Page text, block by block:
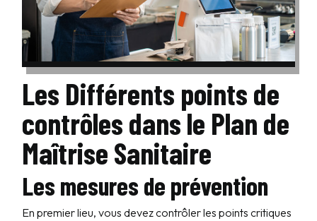
Les Différents points de
contrôles dans le Plan de
Maîtrise Sanitaire
Les mesures de prévention
En premier lieu, vous devez contrôler les points critiques